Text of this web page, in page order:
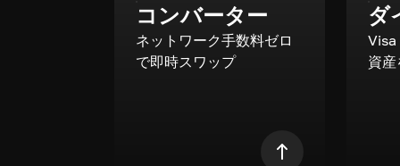
コンバーター
ネットワーク手数料ゼロ
で即時スワップ
ダ
資